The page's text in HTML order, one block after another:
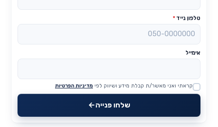
טלפון נייד *
אימייל
Website
קראתי ואני מאשר/ת קבלת מידע ושיווק לפי מדיניות הפרטיות
שלחו פנייה